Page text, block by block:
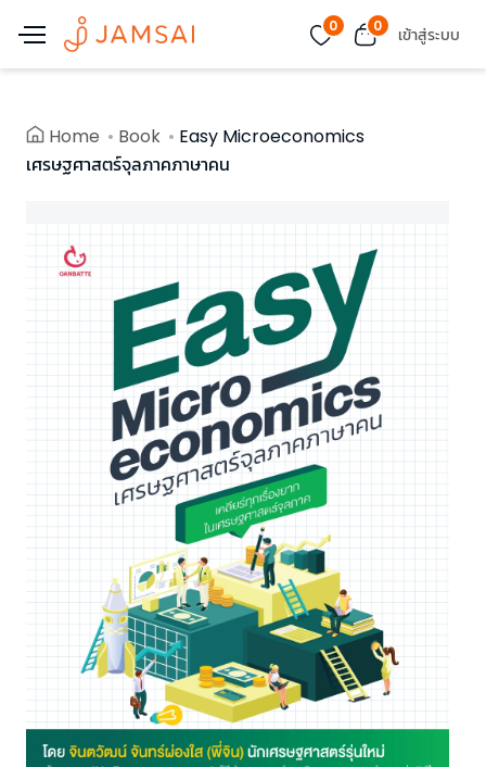
0 0 เข้าสู่ระบบ
Home Book
Easy Microeconomics
เศรษฐศาสตร์จุลภาคภาษาคน